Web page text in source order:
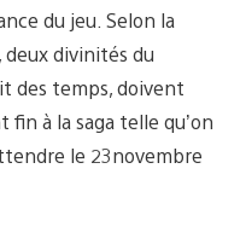
du jeu. Selon la
divinités du
des temps, doivent
à la saga telle qu’on
le 23novembre